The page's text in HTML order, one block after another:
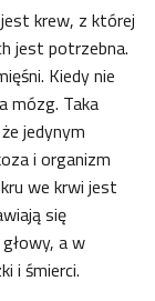
krew, z której
jest potrzebna.
Kiedy nie
mózg. Taka
jedynym
i organizm
we krwi jest
się
a w
i śmierci.